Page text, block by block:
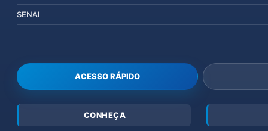
SENAI
ACESSO RÁPIDO
CONHEÇA